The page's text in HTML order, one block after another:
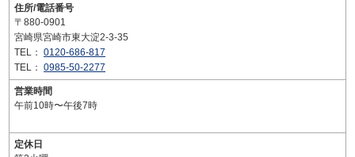
住所/電話番号
〒880-0901
宮崎県宮崎市東大淀2-3-35
TEL： 0120-686-817
TEL： 0985-50-2277
営業時間
午前10時〜午後7時
定休日